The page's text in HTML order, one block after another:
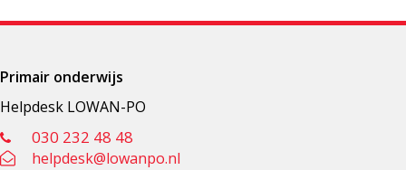
Primair onderwijs
Helpdesk LOWAN-PO
030 232 48 48
helpdesk@lowanpo.nl